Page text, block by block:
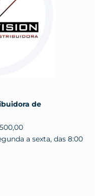
de
a sexta, das 8:00